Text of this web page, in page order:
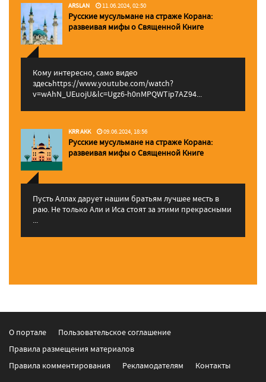
ARSLAN 11.06.2024, 02:50
Русские мусульмане на страже Корана:
pазвеивая мифы о Священной Книге
Кому интересно, само видео
здесьhttps://www.youtube.com/watch?
v=wAhN_UEuojU&lc=Ugz6-h0nMPQWTip7AZ94...
KRR AKK 09.06.2024, 18:56
Русские мусульмане на страже Корана:
pазвеивая мифы о Священной Книге
Пусть Аллах дарует нашим братьям лучшее месть в
раю. Не только Али и Иса стоят за этими прекрасными
...
О портале
Пользовательское соглашение
Правила размещения материалов
Правила комментирования
Рекламодателям Контакты